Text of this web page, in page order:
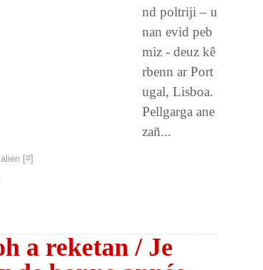
nd poltriji – u
nan evid peb
miz - deuz kê
rbenn ar Port
ugal, Lisboa.
Pellgarga ane
zañ...
[#]
a reketan / Je